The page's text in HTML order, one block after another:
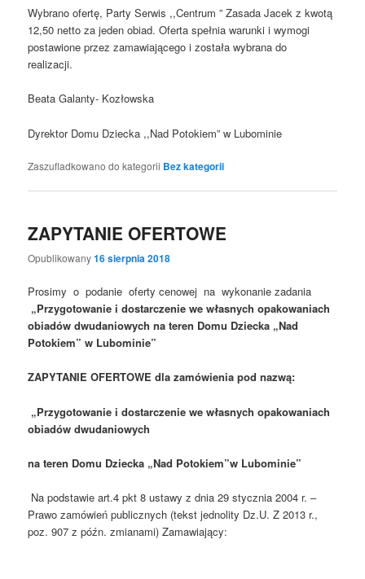
Wybrano ofertę, Party Serwis ,,Centrum ” Zasada Jacek z kwotą
12,50 netto za jeden obiad. Oferta spełnia warunki i wymogi
postawione przez zamawiającego i została wybrana do
realizacji.
Beata Galanty- Kozłowska
Dyrektor Domu Dziecka ,,Nad Potokiem” w Lubominie
Zaszufladkowano do kategorii Bez kategorii
ZAPYTANIE OFERTOWE
Opublikowany16 sierpnia 2018
Prosimy o podanie oferty cenowej na wykonanie zadania
„Przygotowanie i dostarczenie we własnych opakowaniach
obiadów dwudaniowych na teren Domu Dziecka „Nad
Potokiem” w Lubominie”
ZAPYTANIE OFERTOWE dla zamówienia pod nazwą:
„Przygotowanie i dostarczenie we własnych opakowaniach
obiadów dwudaniowych
na teren Domu Dziecka „Nad Potokiem”w Lubominie”
Na podstawie art.4 pkt 8 ustawy z dnia 29 stycznia 2004 r. –
Prawo zamówień publicznych (tekst jednolity Dz.U. Z 2013 r.,
poz. 907 z późn. zmianami) Zamawiający: